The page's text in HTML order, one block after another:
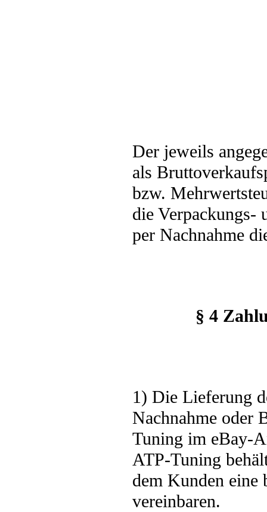
Der jeweils
als
bzw.
die Verpackungs-
per Nachnahme
§ 4
1) Die Lieferung
Nachnahme oder
Tuning im eBay-
ATP-Tuning
dem Kunden eine
vereinbaren.